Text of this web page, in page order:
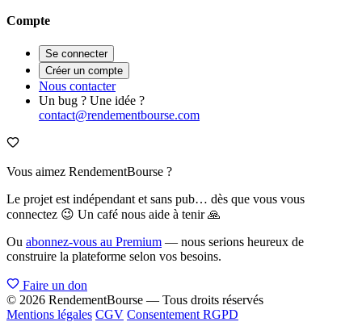
Compte
Se connecter
Créer un compte
Nous contacter
Un bug ? Une idée ?
contact@rendementbourse.com
Vous aimez RendementBourse ?
Le projet est indépendant et sans pub… dès que vous vous
connectez 😉 Un café nous aide à tenir 🙏
Ou abonnez-vous au Premium — nous serions heureux de
construire la plateforme selon vos besoins.
Faire un don
© 2026 RendementBourse — Tous droits réservés
Mentions légales CGV Consentement RGPD